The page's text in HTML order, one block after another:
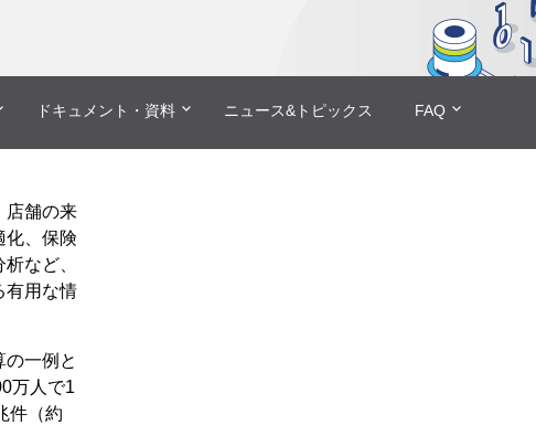
ドキュメント・資料 ニュース&トピックス FAQ
店舗の来
化、保険
など、
有用な情
一例と
万人で1
件（約